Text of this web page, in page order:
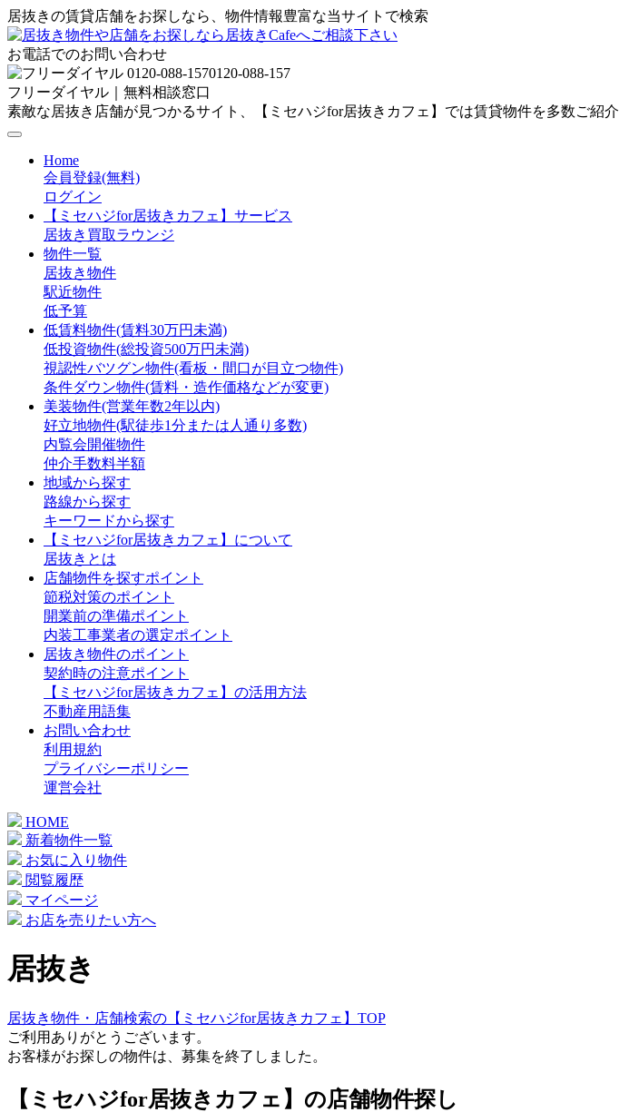
居抜きの賃貸店舗をお探しなら、物件情報豊富な当サイトで検索
お電話でのお問い合わせ
0120-088-157
フリーダイヤル｜無料相談窓口
素敵な居抜き店舗が見つかるサイト、【ミセハジfor居抜きカフェ】では賃貸物件を多数ご紹介
Home
会員登録(無料)
ログイン
【ミセハジfor居抜きカフェ】サービス
居抜き買取ラウンジ
物件一覧
居抜き物件
駅近物件
低予算
低賃料物件(賃料30万円未満)
低投資物件(総投資500万円未満)
視認性バツグン物件(看板・間口が目立つ物件)
条件ダウン物件(賃料・造作価格などが変更)
美装物件(営業年数2年以内)
好立地物件(駅徒歩1分または人通り多数)
内覧会開催物件
仲介手数料半額
地域から探す
路線から探す
キーワードから探す
【ミセハジfor居抜きカフェ】について
居抜きとは
店舗物件を探すポイント
節税対策のポイント
開業前の準備ポイント
内装工事業者の選定ポイント
居抜き物件のポイント
契約時の注意ポイント
【ミセハジfor居抜きカフェ】の活用方法
不動産用語集
お問い合わせ
利用規約
プライバシーポリシー
運営会社
HOME
新着物件一覧
お気に入り物件
閲覧履歴
マイページ
お店を売りたい方へ
居抜き
居抜き物件・店舗検索の【ミセハジfor居抜きカフェ】TOP
ご利用ありがとうございます。
お客様がお探しの物件は、募集を終了しました。
【ミセハジfor居抜きカフェ】の店舗物件探し